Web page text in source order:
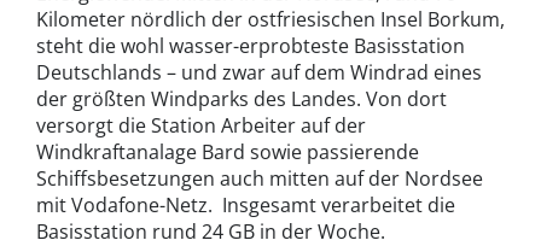
Kilometer nördlich der ostfriesischen Insel Borkum,
steht die wohl wasser-erprobteste Basisstation
Deutschlands – und zwar auf dem Windrad eines
der größten Windparks des Landes. Von dort
versorgt die Station Arbeiter auf der
Windkraftanalage Bard sowie passierende
Schiffsbesetzungen auch mitten auf der Nordsee
mit Vodafone-Netz. Insgesamt verarbeitet die
Basisstation rund 24 GB in der Woche.